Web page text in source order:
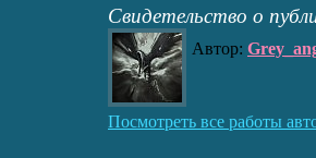
Свидетельство о
Автор:
Посмотреть все работы